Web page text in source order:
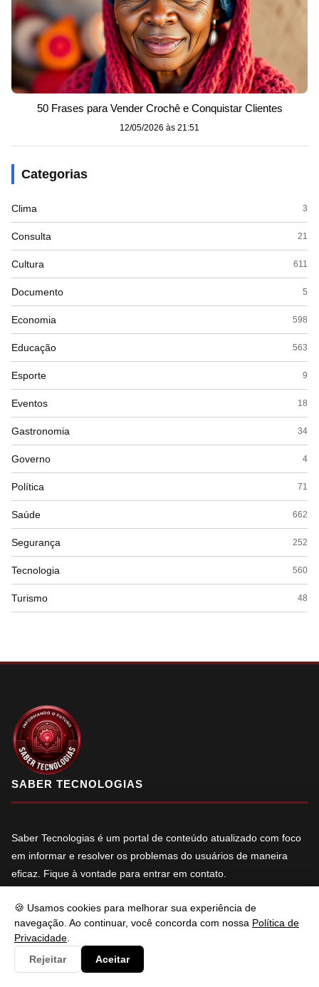
🍪 Usamos cookies para melhorar sua experiência de
navegação. Ao continuar, você concorda com nossa Política de
Privacidade
Rejeitar
Aceitar
50 Frases para Vender Crochê e Conquistar Clientes
12/05/2026 às 21:51
Categorias
Clima 3
Consulta 21
Cultura 611
Documento 5
Economia 598
Educação 563
Esporte 9
Eventos 18
Gastronomia 34
Governo 4
Política 71
Saúde 662
Segurança 252
Tecnologia 560
Turismo 48
SABER TECNOLOGIAS
Saber Tecnologias é um portal de conteúdo atualizado com foco
em informar e resolver os problemas do usuários de maneira
eficaz. Fique à vontade para entrar em contato.
X in YT
NAVEGAÇÃO